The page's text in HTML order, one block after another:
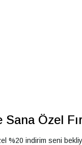
Sana Özel
%20 indirim seni